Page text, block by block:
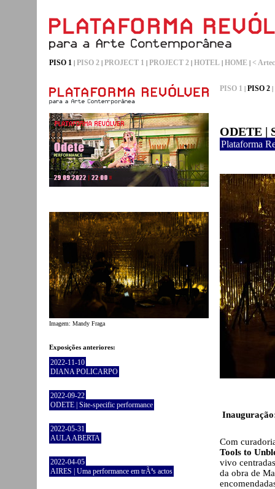
PISO 1 | PISO 2 | PROJECT 1 | PROJECT 2 | HOTEL | HOME | <
Imagem: Mandy Fraga
Exposições anteriores:
2022-11-10
DIANA POLICARPO
2022-09-22
ODETE | Site-specific performance
2022-05-31
AULA ABERTA
2022-04-05
AIRES | Uma performance em trÃªs actos
PISO 1 | PISO 2 |
ODETE |
Plataforma
Com
Tools to
vivo
da obra de